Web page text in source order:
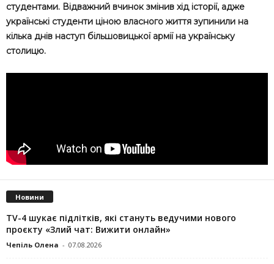
студентами. Відважний вчинок змінив хід історії, адже
українські студенти ціною власного життя зупинили на
кілька днів наступ більшовицької армії на українську
столицю.
Новини
TV-4 шукає підлітків, які стануть ведучими нового
проєкту «Злий чат: Вижити онлайн»
Чепіль Олена - 07.08.2026